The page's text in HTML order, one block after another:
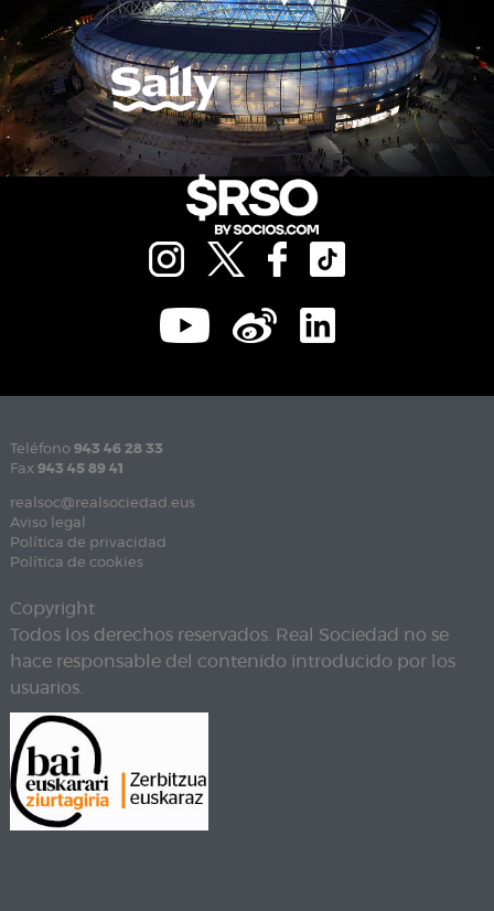
Teléfono 943 46 28 33
Fax 943 45 89 41
realsoc@realsociedad.eus
Aviso legal
Política de privacidad
Política de cookies
Copyright
Todos los derechos reservados. Real Sociedad no se
hace responsable del contenido introducido por los
usuarios.